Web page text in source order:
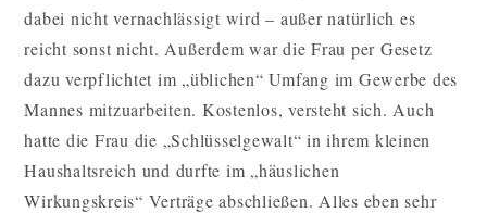
dabei nicht vernachlässigt wird – außer natürlich es
reicht sonst nicht. Außerdem war die Frau per Gesetz
dazu verpflichtet im „üblichen“ Umfang im Gewerbe des
Mannes mitzuarbeiten. Kostenlos, versteht sich. Auch
hatte die Frau die „Schlüsselgewalt“ in ihrem kleinen
Haushaltsreich und durfte im „häuslichen
Wirkungskreis“ Verträge abschließen. Alles eben sehr